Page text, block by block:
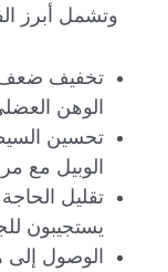
وتشمل أبرز
تخفيف ضعف
الوهن
تحسين
الوبيل مع
تقليل
يستجيبون
الوصول